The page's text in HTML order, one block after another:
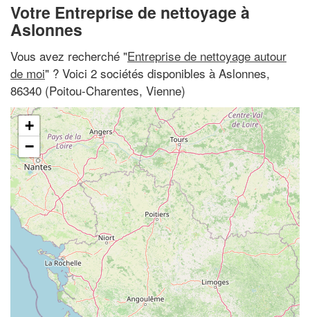
Votre Entreprise de nettoyage à
Aslonnes
Vous avez recherché "Entreprise de nettoyage autour
de moi" ? Voici 2 sociétés disponibles à Aslonnes,
86340 (Poitou-Charentes, Vienne)
+
−